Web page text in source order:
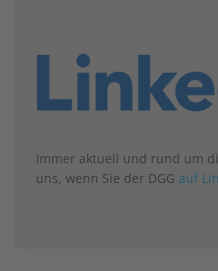
Immer aktuell und rund um
uns, wenn Sie der DGG auf